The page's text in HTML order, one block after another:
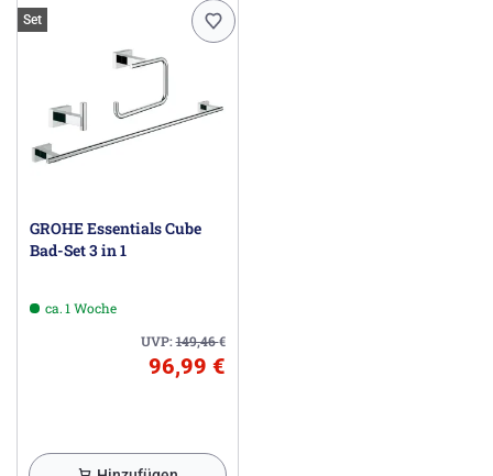
Set
GROHE Essentials Cube
Bad-Set 3 in 1
ca. 1 Woche
UVP:149,46€
96,99 €